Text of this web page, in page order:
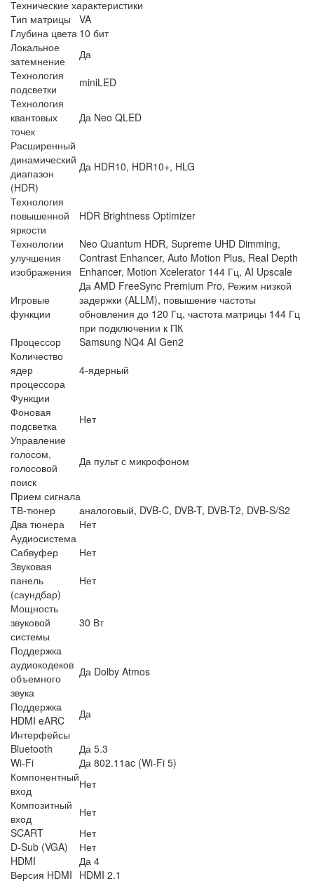
Технические характеристики
Тип матрицы
VA
Глубина цвета 10 бит
Локальное
затемнение
Да
Технология
подсветки
miniLED
Технология
квантовых
точек
Да Neo QLED
Расширенный
динамический
диапазон
(HDR)
Да HDR10, HDR10+, HLG
Технология
повышенной
яркости
HDR Brightness Optimizer
Технологии
улучшения
изображения
Neo Quantum HDR, Supreme UHD Dimming,
Contrast Enhancer, Auto Motion Plus, Real Depth
Enhancer, Motion Xcelerator 144 Гц, AI Upscale
Игровые
функции
Да AMD FreeSync Premium Pro, Режим низкой
задержки (ALLM), повышение частоты
обновления до 120 Гц, частота матрицы 144 Гц
при подключении к ПК
Процессор
Samsung NQ4 AI Gen2
Количество
ядер
процессора
4-ядерный
Функции
Фоновая
подсветка
Нет
Управление
голосом,
голосовой
поиск
Да пульт с микрофоном
Прием сигнала
ТВ-тюнер
аналоговый, DVB-C, DVB-T, DVB-T2, DVB-S/S2
Два тюнера
Нет
Аудиосистема
Сабвуфер
Нет
Звуковая
панель
(саундбар)
Нет
Мощность
звуковой
системы
30 Вт
Поддержка
аудиокодеков
объемного
звука
Да Dolby Atmos
Поддержка
HDMI eARC
Да
Интерфейсы
Bluetooth
Да 5.3
Wi-Fi
Да 802.11ac (Wi-Fi 5)
Компонентный
вход
Нет
Композитный
вход
Нет
SCART
Нет
D-Sub (VGA)
Нет
HDMI
Да 4
Версия HDMI HDMI 2.1